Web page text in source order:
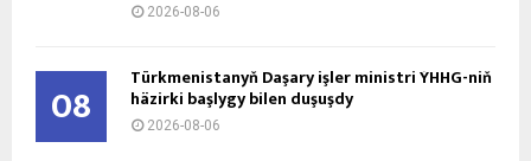
2026-08-06
08 Türkmenistanyň Daşary işler ministri ÝHHG-niň
häzirki başlygy bilen duşuşdy
2026-08-06